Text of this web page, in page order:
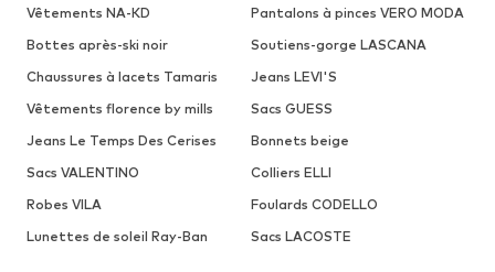
Vêtements NA-KD
Pantalons à pinces VERO MODA
Bottes après-ski noir
Soutiens-gorge LASCANA
Chaussures à lacets Tamaris
Jeans LEVI'S
Vêtements florence by mills
Sacs GUESS
Jeans Le Temps Des Cerises
Bonnets beige
Sacs VALENTINO
Colliers ELLI
Robes VILA
Foulards CODELLO
Lunettes de soleil Ray-Ban
Sacs LACOSTE